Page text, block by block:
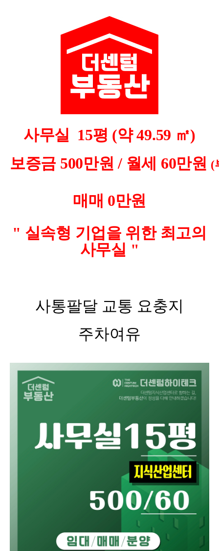
사무실 15평 (약 49.59 ㎡)
보증금 500만원 / 월세 60만원 (
매매 0만원
" 실속형 기업을 위한 최고의
사무실 "
사통팔달 교통 요충지
주차여유